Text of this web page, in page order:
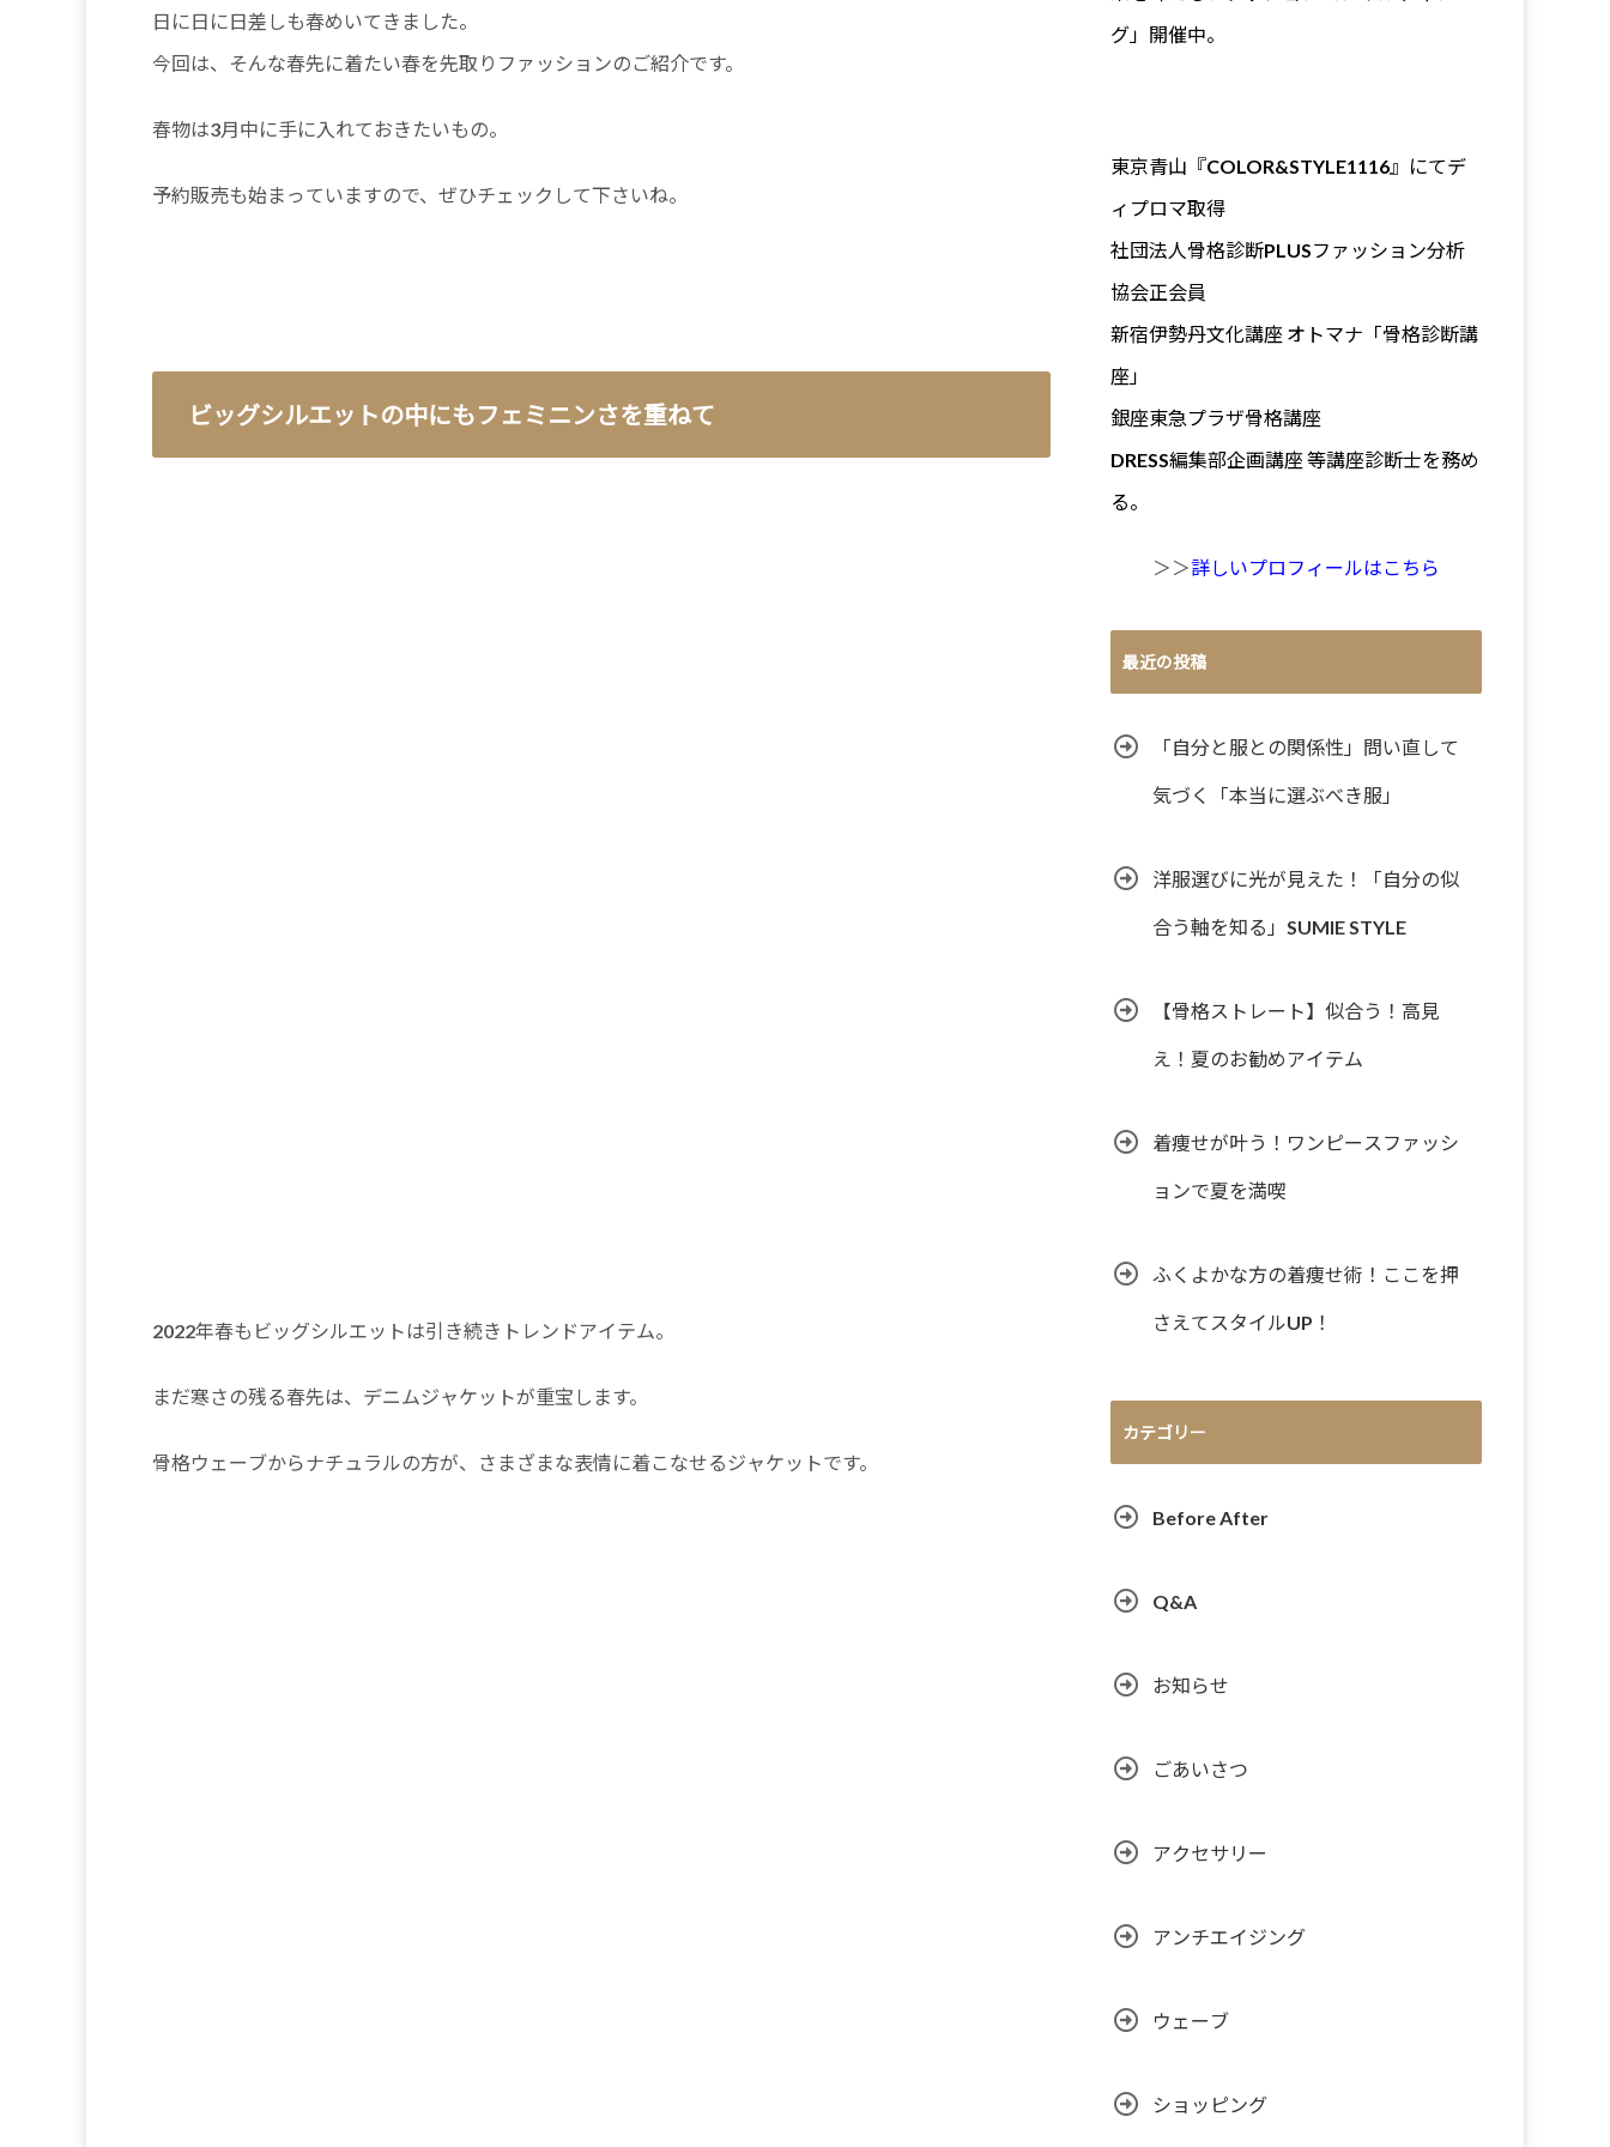
日に日に日差しも春めいてきました。
今回は、そんな春先に着たい春を先取りファッションのご紹介です。
春物は3月中に手に入れておきたいもの。
予約販売も始まっていますので、ぜひチェックして下さいね。
ビッグシルエットの中にもフェミニンさを重ねて
2022年春もビッグシルエットは引き続きトレンドアイテム。
まだ寒さの残る春先は、デニムジャケットが重宝します。
骨格ウェーブからナチュラルの方が、さまざまな表情に着こなせるジャケットです。
グ」開催中。
東京青山『COLOR&STYLE1116』にてデ
ィプロマ取得
社団法人骨格診断PLUSファッション分析
協会正会員
新宿伊勢丹文化講座 オトマナ「骨格診断講
座」
銀座東急プラザ骨格講座
DRESS編集部企画講座 等講座診断士を務め
る。
＞＞詳しいプロフィールはこちら
最近の投稿
「自分と服との関係性」問い直して
気づく「本当に選ぶべき服」
洋服選びに光が見えた！「自分の似
合う軸を知る」SUMIE STYLE
【骨格ストレート】似合う！高見
え！夏のお勧めアイテム
着痩せが叶う！ワンピースファッシ
ョンで夏を満喫
ふくよかな方の着痩せ術！ここを押
さえてスタイルUP！
カテゴリー
Before After
Q&A
お知らせ
ごあいさつ
アクセサリー
アンチエイジング
ウェーブ
ショッピング